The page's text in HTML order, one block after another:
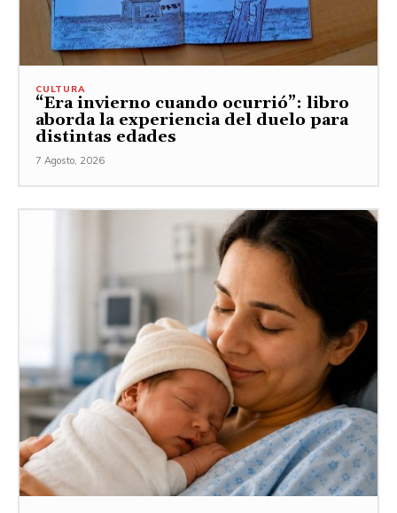
CULTURA
“Era invierno cuando ocurrió”: libro
aborda la experiencia del duelo para
distintas edades
7 Agosto, 2026